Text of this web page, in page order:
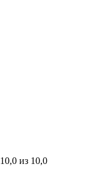
10,0 из 10,0